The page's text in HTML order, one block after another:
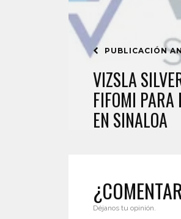
PUBLICACIÓN
VIZSLA
FIFOMI PARA
EN SINALOA
Déjanos tu opinión.